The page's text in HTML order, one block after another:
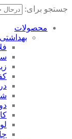
جستجو برای:
محصولات